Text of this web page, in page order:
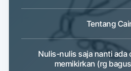
Tentang
Nulis-nulis saja nanti ada
memikirkan (rg